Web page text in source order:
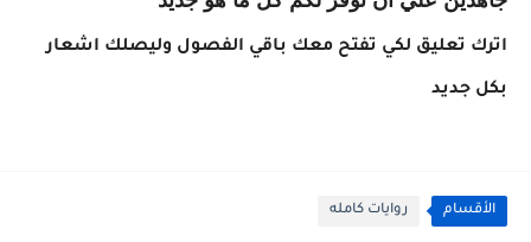
اترك تعليق لكي تفتح معك باقي الفصول وليصلك اشعار
بكل جديد
الأقسام روايات كامله